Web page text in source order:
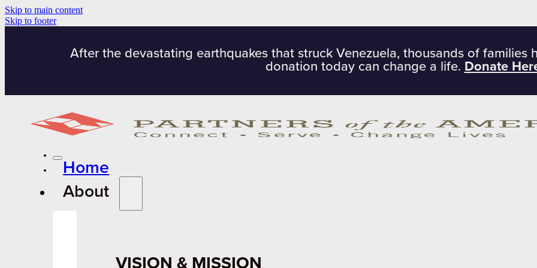
Skip to main content
Skip to footer
After the devastating earthquakes that struck Venezuela, thousands of families
donation today can change a life. Donate
Home
About
VISION & MISSION